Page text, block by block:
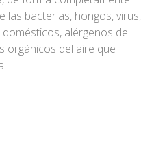
las bacterias, hongos, virus,
alérgenos de
orgánicos del aire que